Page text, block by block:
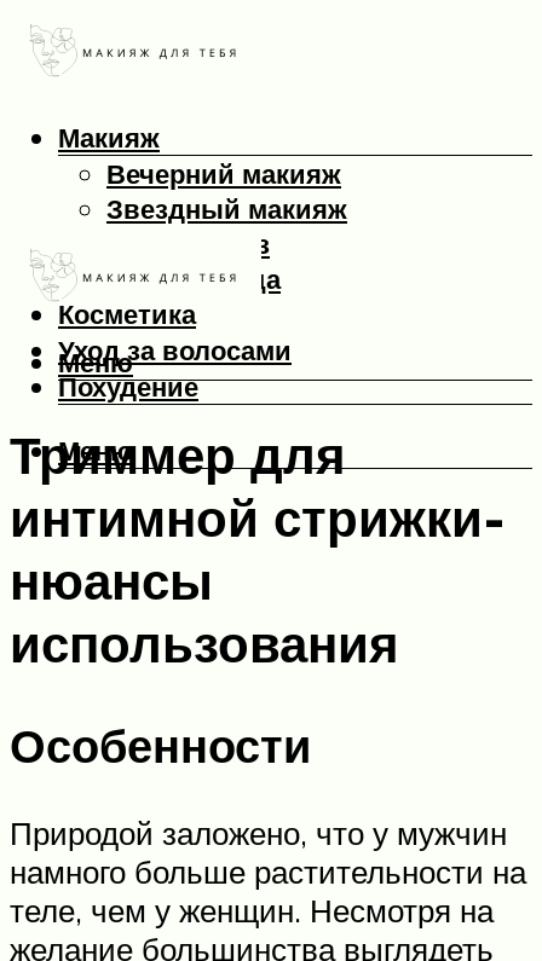
Макияж
Вечерний макияж
Звездный макияж
Макияж глаз
Макияж лица
Косметика
Уход за волосами
Похудение
Меню
Меню
Триммер для
интимной стрижки-
нюансы
использования
Особенности
Природой заложено, что у мужчин
намного больше растительности на
теле, чем у женщин. Несмотря на
желание большинства выглядеть